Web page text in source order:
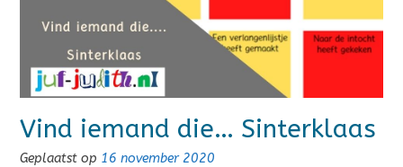
Vind iemand die… Sinterklaas
Geplaatst op 16 november 2020